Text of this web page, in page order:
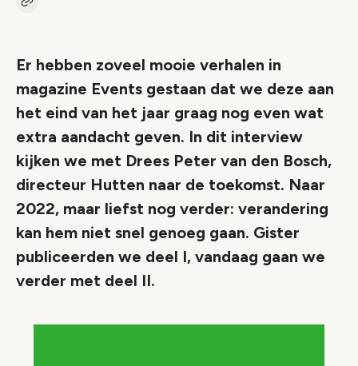
Kopieer link naar artikel
Er hebben zoveel mooie verhalen in
magazine Events gestaan dat we deze aan
het eind van het jaar graag nog even wat
extra aandacht geven. In dit interview
kijken we met Drees Peter van den Bosch,
directeur Hutten naar de toekomst. Naar
2022, maar liefst nog verder: verandering
kan hem niet snel genoeg gaan. Gister
publiceerden we deel I, vandaag gaan we
verder met deel II.